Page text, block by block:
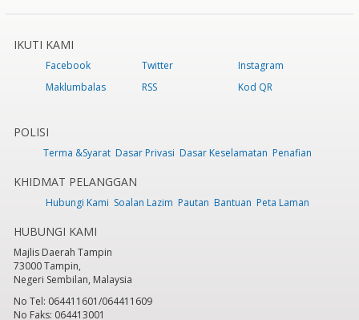
IKUTI KAMI
Facebook Twitter
Instagram
Maklumbalas
RSS Kod QR
POLISI
Terma &Syarat Dasar Privasi Dasar Keselamatan Penafian
KHIDMAT PELANGGAN
Hubungi Kami Soalan Lazim Pautan Bantuan Peta Laman
HUBUNGI KAMI
Majlis Daerah Tampin
73000 Tampin,
Negeri Sembilan, Malaysia
No Tel: 064411601/064411609
No Faks: 064413001